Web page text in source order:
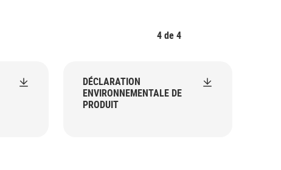
4de4
DÉCLARATION
ENVIRONNEMENTALE DE
PRODUIT